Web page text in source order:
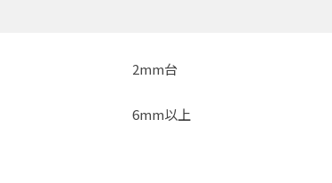
2mm台
6mm以上